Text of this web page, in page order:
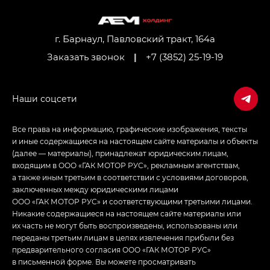
Джи Икс ПРЕМИУМ — GX PREMIUM, ЛАУНЖ —
LOUNGE
Empow — Эмпау (Empow) в комплектации
г. Барнаул, Павловский тракт, 164а
Заказать звонок
| +7 (3852) 25-19-19
Все права на информацию, графические изображения, тексты
и иные содержащиеся на настоящем сайте материалы и объекты
(далее — материалы), принадлежат юридическим лицам,
входящим в ООО «ГАК МОТОР РУС», рекламным агентствам,
а также иным третьим в соответствии с условиями договоров,
заключенных между юридическими лицами
ООО «ГАК МОТОР РУС» и соответствующими третьими лицами.
Никакие содержащиеся на настоящем сайте материалы или
их часть не могут быть воспроизведены, использованы или
переданы третьим лицам в целях извлечения прибыли без
предварительного согласия ООО «ГАК МОТОР РУС»
в письменной форме. Вы можете просматривать